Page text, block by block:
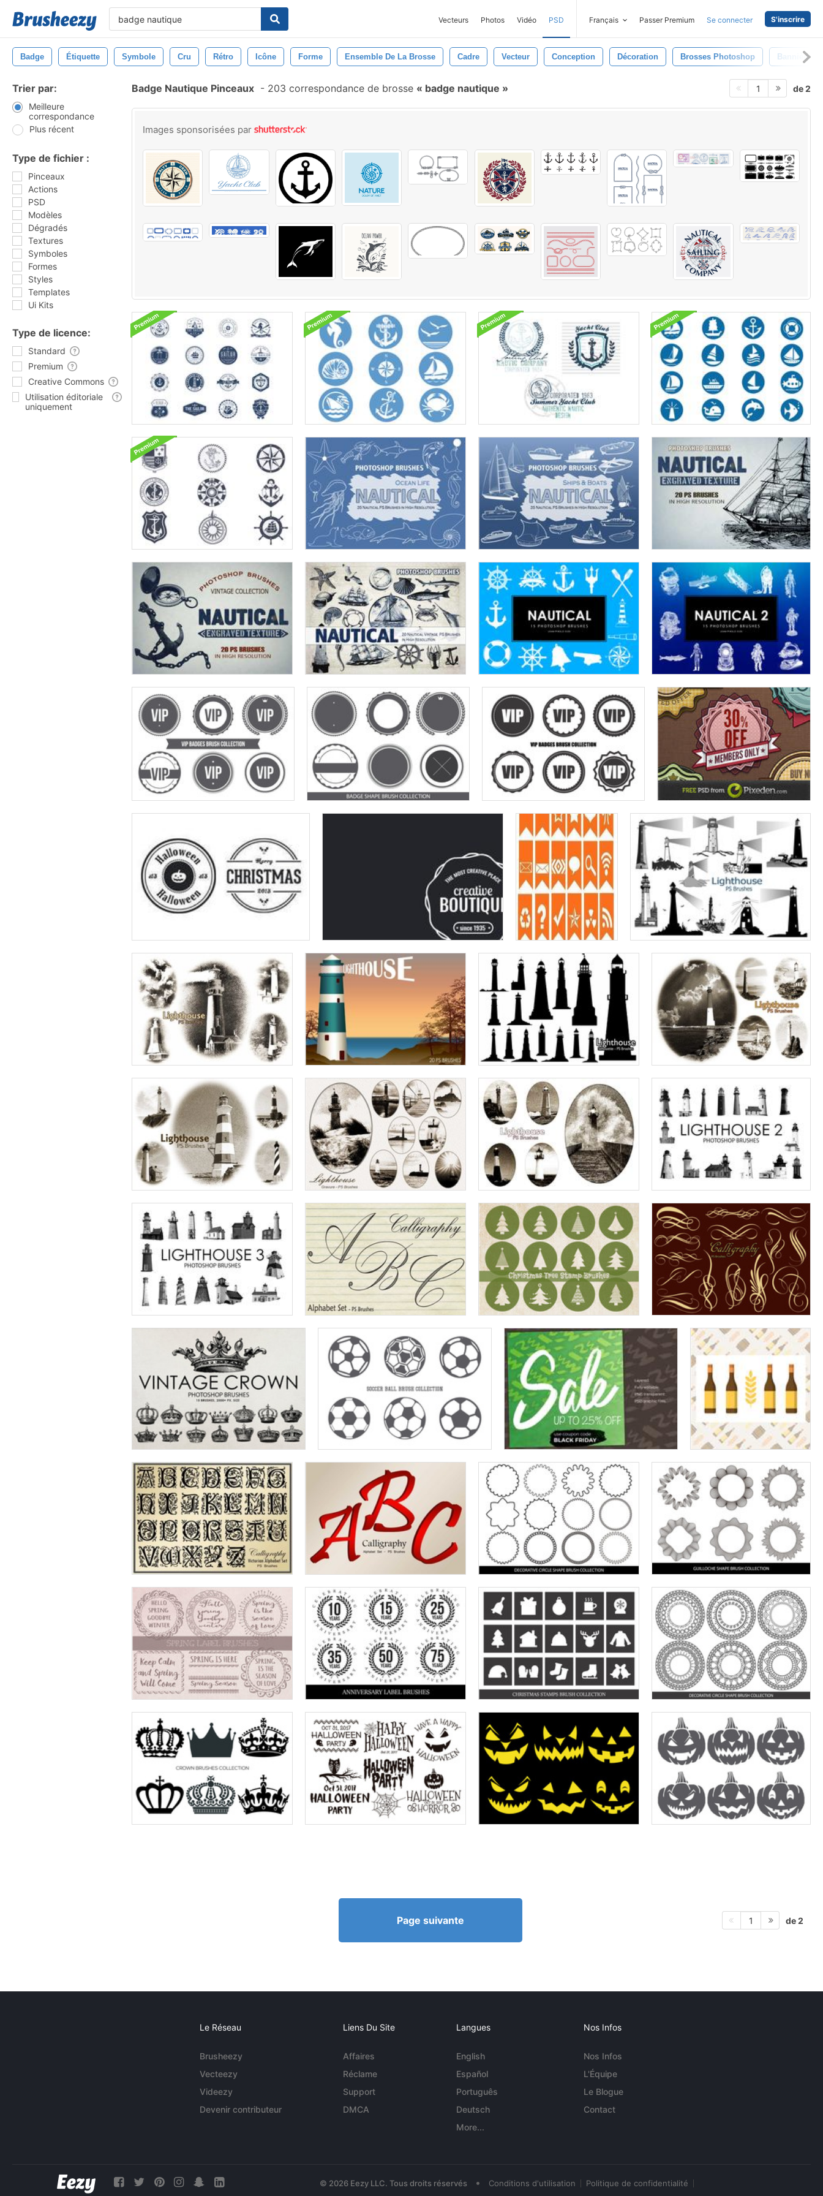
Vecteurs Photos Vidéo PSD Français Passer Premium Se connecter S'inscrire
Badge Étiquette Symbole Cru Rétro Icône Forme Ensemble De La Brosse Cadre Vecteur Conception Décoration Brosses Photoshop Bannière
Trier par:
Meilleure
correspondance
Plus récent
Type de fichier :
Pinceaux
Actions
PSD
Modèles
Dégradés
Textures
Symboles
Formes
Styles
Templates
Ui Kits
Type de licence:
Standard
Premium
Creative Commons
Utilisation éditoriale
uniquement
Badge Nautique Pinceaux - 203 correspondance de brosse badge nautique 1 de 2
Images sponsorisées par
Page suivante 1 de 2
Le Réseau
Brusheezy
Vecteezy
Videezy
Devenir contributeur
Liens Du Site
Affaires
Réclame
Support
DMCA
Langues
English
Español
Português
Deutsch
More...
Nos Infos
Nos Infos
L'Équipe
Le Blogue
Contact
© 2026 Eezy LLC. Tous droits réservés • Conditions d'utilisation Politique de confidentialité